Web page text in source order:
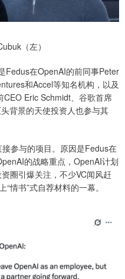
（左）
Fedus在OpenAI的前同事Peter
和Accel等知名机构，以及
Eric Schmidt、谷歌首席
背景的天使投资人也参与其
参与的项目。原因是Fedus在
的战略重点，OpenAI计划
圈引爆关注，不少VC闻风赶
情书”式自荐材料的一幕。